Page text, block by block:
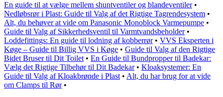
En guide til at vælge mellem shuntventiler og blandeventiler•
Nedløbsrør i Plast: Guide til Valg af det Rigtige Tagrendesystem •
Alt, du behøver at vide om Panasonic Monoblock Varmepumpe •
Guide til Valg af Sikkerhedsventil til Varmtvandsbeholder•
Loddefittings: En guide til lodning af kobberrør• VVS Eksperten i
Køge – Guide til Billig VVS i Køge • Guide til Valg af den Rigtige
Bidet Bruser til Dit Toilet • En Guide til Bundpropper til Badekar:
Vælg det Rigtige Tilbehør til Dit Badekar• Kloaksystemer: En
Guide til Valg af Kloakbrønde i Plast • Alt, du har brug for at vide
om Clamps til Rør•